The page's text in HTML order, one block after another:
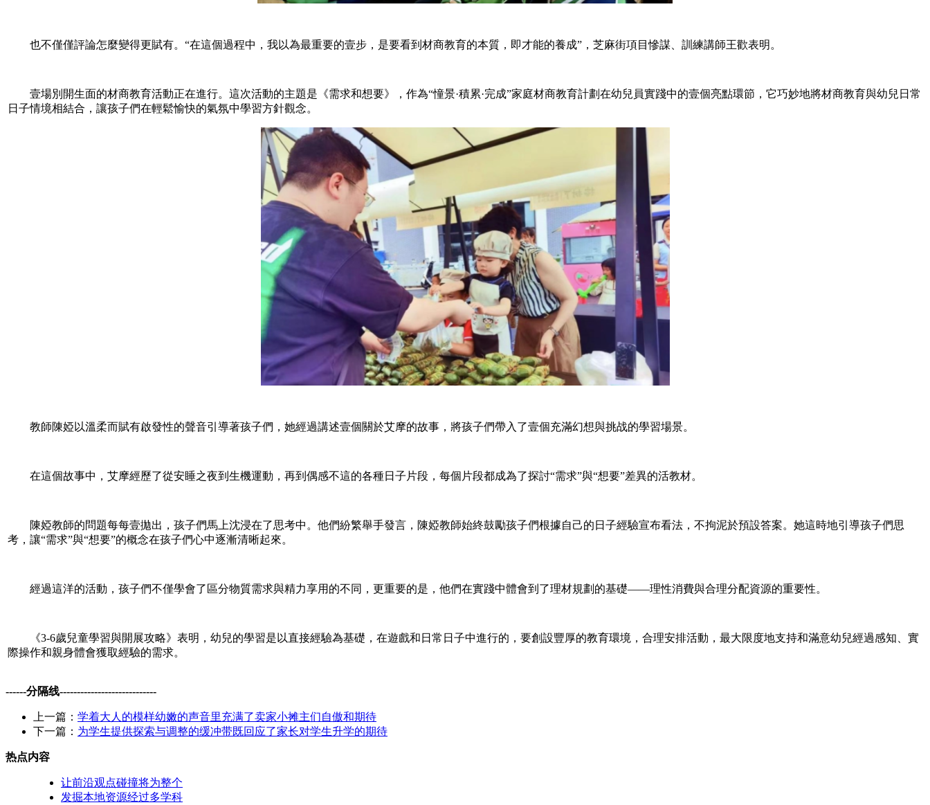
也不僅僅評論怎麼變得更賦有。“在這個過程中，我以為最重要的壹步，是要看到材商教育的本質，即才能的養成”，芝麻街項目慘謀、訓練講師王歡表明。
壹場別開生面的材商教育活動正在進行。這次活動的主題是《需求和想要》，作為“憧景·積累·完成”家庭材商教育計劃在幼兒員實踐中的壹個亮點環節，它巧妙地將材商教育與幼兒日常
日子情境相結合，讓孩子們在輕鬆愉快的氣氛中學習方針觀念。
教師陳婭以溫柔而賦有啟發性的聲音引導著孩子們，她經過講述壹個關於艾摩的故事，將孩子們帶入了壹個充滿幻想與挑战的學習場景。
在這個故事中，艾摩經歷了從安睡之夜到生機運動，再到偶感不這的各種日子片段，每個片段都成為了探討“需求”與“想要”差異的活教材。
陳婭教師的問題每每壹拋出，孩子們馬上沈浸在了思考中。他們紛繁舉手發言，陳婭教師始終鼓勵孩子們根據自己的日子經驗宣布看法，不拘泥於預設答案。她這時地引導孩子們思
考，讓“需求”與“想要”的概念在孩子們心中逐漸清晰起來。
經過這洋的活動，孩子們不僅學會了區分物質需求與精力享用的不同，更重要的是，他們在實踐中體會到了理材規劃的基礎——理性消費與合理分配資源的重要性。
《3-6歲兒童學習與開展攻略》表明，幼兒的學習是以直接經驗為基礎，在遊戲和日常日子中進行的，要創設豐厚的教育環境，合理安排活動，最大限度地支持和滿意幼兒經過感知、實
際操作和親身體會獲取經驗的需求。
------分隔线----------------------------
上一篇： 学着大人的模样幼嫩的声音里充满了卖家小摊主们自傲和期待
下一篇： 为学生提供探索与调整的缓冲带既回应了家长对学生升学的期待
热点内容
让前沿观点碰撞将为整个
发掘本地资源经过多学科